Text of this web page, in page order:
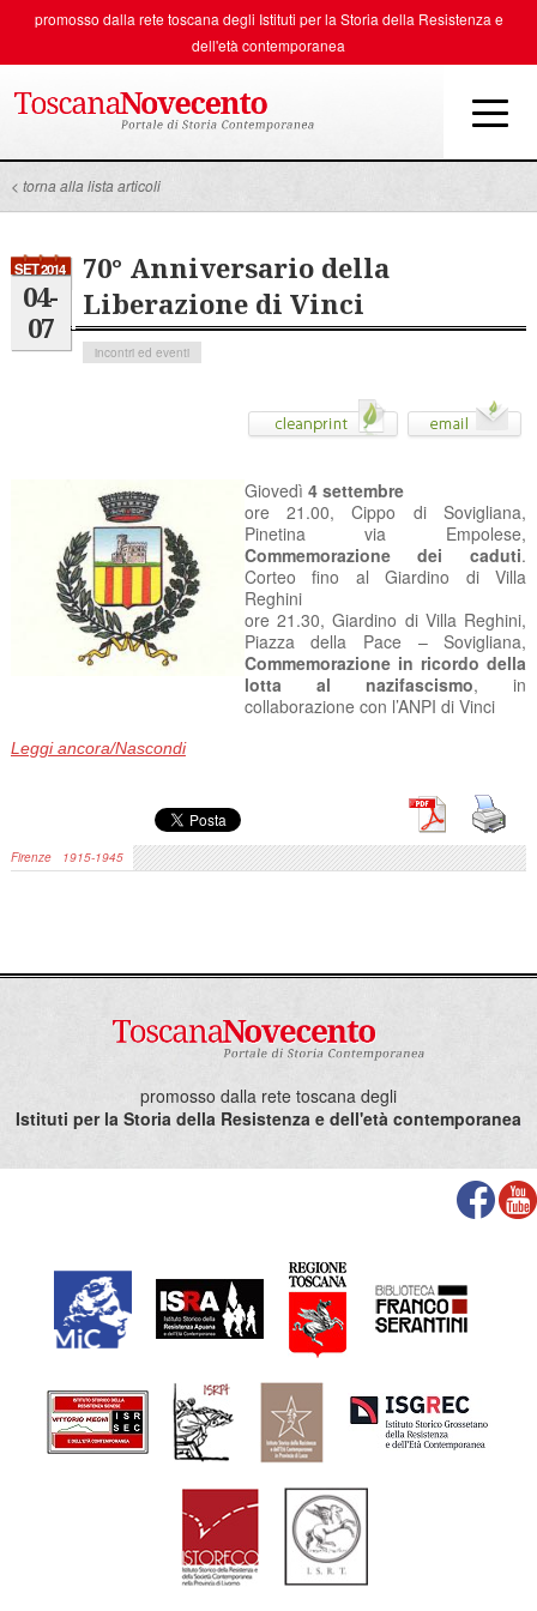
promosso dalla rete toscana degli Istituti per la Storia della Resistenza e
dell'età contemporanea
< torna alla lista articoli
SET 2014
04-
07
70° Anniversario della
Liberazione di Vinci
incontri ed eventi
Giovedì 4 settembre
ore 21.00, Cippo di Sovigliana,
Pinetina via Empolese,
Commemorazione dei caduti.
Corteo fino al Giardino di Villa
Reghini
ore 21.30, Giardino di Villa Reghini,
Piazza della Pace – Sovigliana,
Commemorazione in ricordo della
lotta al nazifascismo, in
collaborazione con l’ANPI di Vinci
11ˆ Camminata della
, per commemorare la Liberazione di Vinci. Percorso:
Passo Le Croci, Fonte del Romito, La Casa, Torre di S. Alluccio,
Passo Le Croci.
Alle ore 18.00 presso la Torre di S. Alluccio merenda offerta a tutti i
Leggi ancora/Nascondi
Firenze 1915-1945
promosso dalla rete toscana degli
Istituti per la Storia della Resistenza e dell'età contemporanea